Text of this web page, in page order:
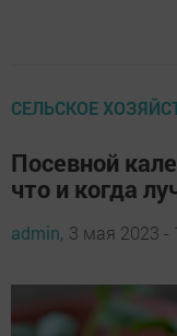
СЕЛЬСКОЕ
Посевной
что и когда
admin, 3 мая 2023 -